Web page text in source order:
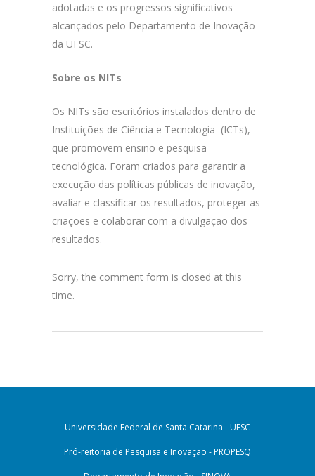
adotadas e os progressos significativos
alcançados pelo Departamento de Inovação
da UFSC.
Sobre os NITs
Os NITs são escritórios instalados dentro de
Instituições de Ciência e Tecnologia (ICTs),
que promovem ensino e pesquisa
tecnológica. Foram criados para garantir a
execução das políticas públicas de inovação,
avaliar e classificar os resultados, proteger as
criações e colaborar com a divulgação dos
resultados.
Sorry, the comment form is closed at this
time.
Universidade Federal de Santa Catarina - UFSC
Pró-reitoria de Pesquisa e Inovação - PROPESQ